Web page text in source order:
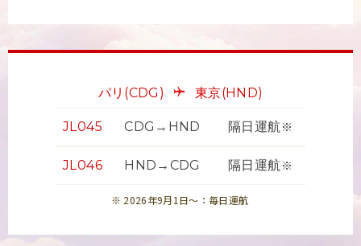
パリ (CDG) 東京(HND)
JL045 CDG→HND 隔日運航 ※
JL046 HND→CDG 隔日運航 ※
2026年9月1日～：毎日運航